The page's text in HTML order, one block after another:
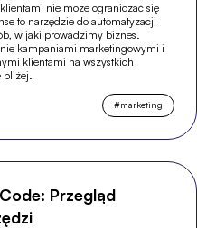
nie może ograniczać się
to narzędzie do automatyzacji
w jaki prowadzimy biznes.
kampaniami marketingowymi i
klientami na wszystkich
bliżej.
#marketing
Przegląd